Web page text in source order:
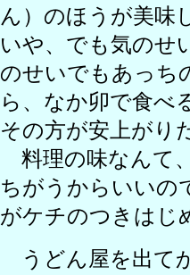
ん）のほうが美味
いや、でも気のせ
のせいでもあっち
ら、なか卯で食べ
その方が安上がり
料理の味なんて
ちがうからいいの
がケチのつきはじ
うどん屋を出て